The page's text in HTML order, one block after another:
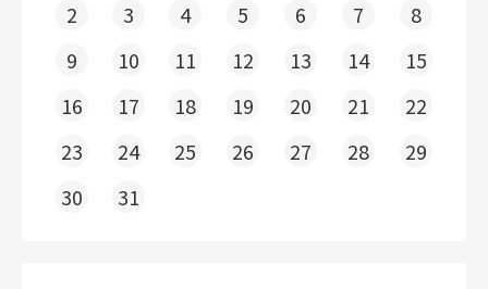
2
3 4 5 6 7
8
9
10 11 12 13 14
15
16
17 18 19 20 21
22
23
24 25 26 27 28
29
30
31